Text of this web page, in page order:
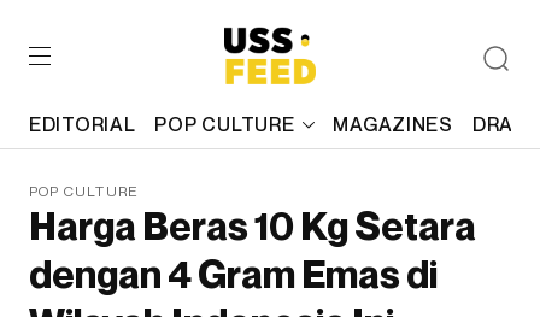
EDITORIAL POP CULTURE MAGAZINES
POP CULTURE
Harga Beras 10 Kg Setara
dengan 4 Gram Emas di